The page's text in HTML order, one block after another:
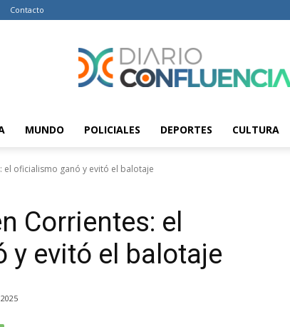
Contacto
Diario
MUNDO POLICIALES DEPORTES CULTURA
el oficialismo ganó y evitó el balotaje
Corrientes: el
evitó el balotaje